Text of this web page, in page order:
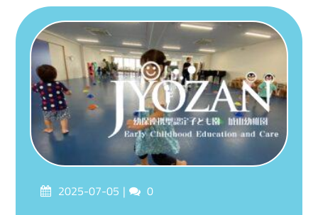
Posted2025-07-05 Comments
0